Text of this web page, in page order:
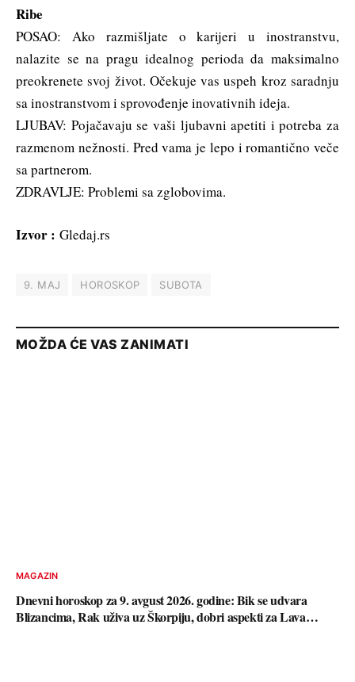
Ribe
POSAO: Ako razmišljate o karijeri u inostranstvu,
nalazite se na pragu idealnog perioda da maksimalno
preokrenete svoj život. Očekuje vas uspeh kroz saradnju
sa inostranstvom i sprovođenje inovativnih ideja.
LJUBAV: Pojačavaju se vaši ljubavni apetiti i potreba za
razmenom nežnosti. Pred vama je lepo i romantično veče
sa partnerom.
ZDRAVLJE: Problemi sa zglobovima.
Izvor : Gledaj.rs
9. MAJ HOROSKOP SUBOTA
MOŽDA ĆE VAS ZANIMATI
MAGAZIN
Dnevni horoskop za 9. avgust 2026. godine: Bik se udvara
Blizancima, Rak uživa uz Škorpiju, dobri aspekti za Lava…